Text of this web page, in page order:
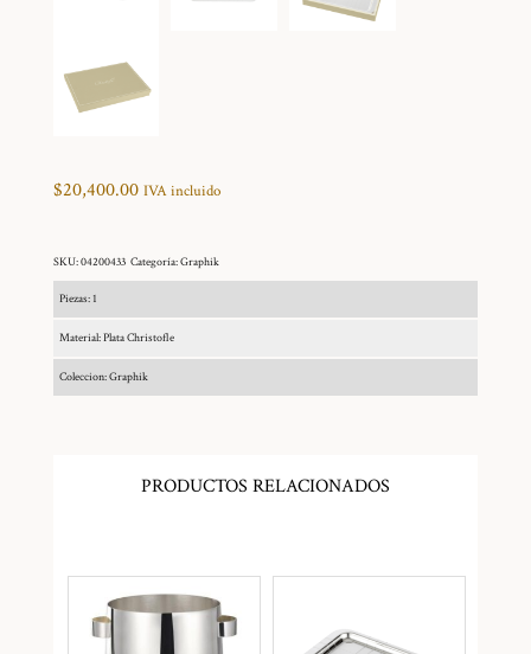
$20,400.00 IVA incluido
SKU:04200433 Categoría:Graphik
Piezas: 1
Material: Plata Christofle
Coleccion: Graphik
PRODUCTOS RELACIONADOS